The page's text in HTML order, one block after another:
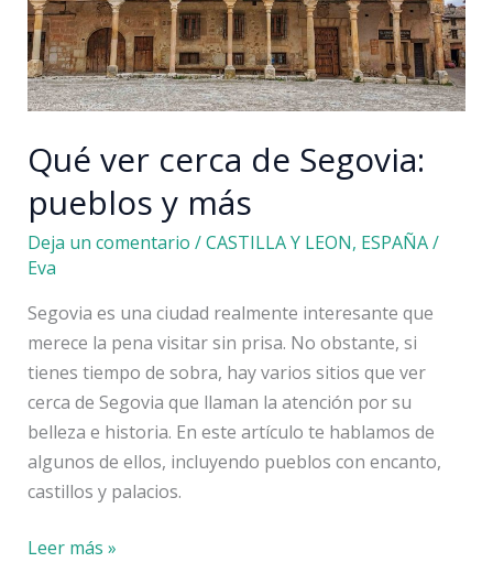
Viles
Florides
Qué ver cerca de Segovia:
pueblos y más
Deja un comentario /CASTILLA Y LEON, ESPAÑA/
Eva
Segovia es una ciudad realmente interesante que
merece la pena visitar sin prisa. No obstante, si
tienes tiempo de sobra, hay varios sitios que ver
cerca de Segovia que llaman la atención por su
belleza e historia. En este artículo te hablamos de
algunos de ellos, incluyendo pueblos con encanto,
castillos y palacios.
Qué
Leer más »